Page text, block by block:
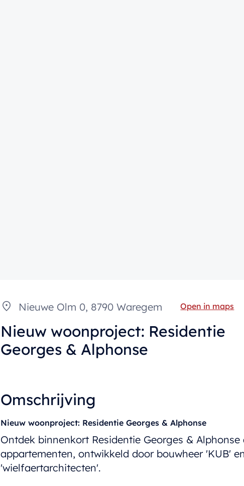
Nieuwe Olm 0, 8790 Waregem Open in maps
Nieuw woonproject: Residentie
Georges & Alphonse
Omschrijving
Nieuw woonproject: Residentie Georges & Alphonse
Ontdek binnenkort Residentie Georges &
appartementen, ontwikkeld door bouwheer 'KUB'
'wielfaertarchitecten'.